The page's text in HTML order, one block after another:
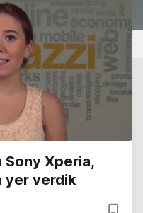
Sony Xperia,
yer verdik